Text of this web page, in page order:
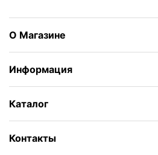
О Магазине
Информация
Каталог
Контакты